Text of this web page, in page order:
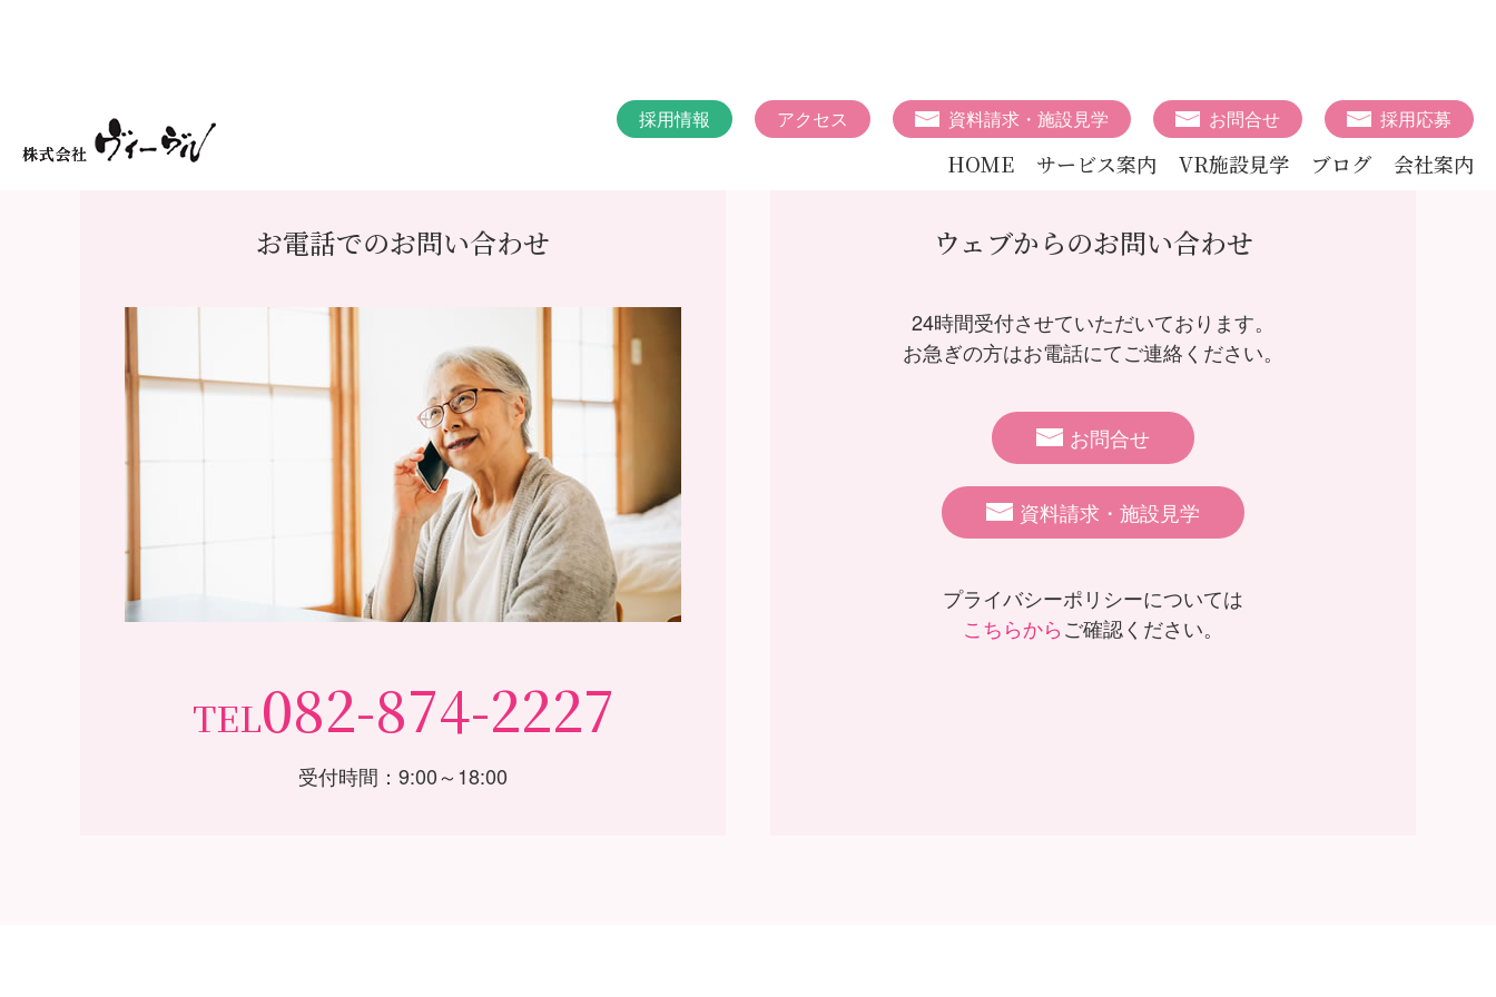
HOME サービス案内 VR施設見学 ブログ 会社案内
採用情報 アクセス 資料請求・施設見学 お問合せ 採用応募
お電話でのお問い合わせ
TEL082-874-2227
受付時間：9:00～18:00
ウェブからのお問い合わせ
24時間受付させていただいております。
お急ぎの方はお電話にてご連絡ください。
お問合せ
資料請求・施設見学
プライバシーポリシーについては
こちらからご確認ください。